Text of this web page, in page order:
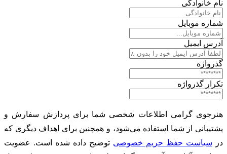
نام خانوادگی
شماره موبایل
آدرس ایمیل
گذرواژه
تکرار گذرواژه
هنرجوی گرامی اطلاعات شخصی شما برای پردازش سفارش و
پشتیبانی از شما استفاده می‌شود، و همچنین برای اهداف دیگری که
در سیاست حفظ حریم خصوصی توضیح داده شده است. عضویت